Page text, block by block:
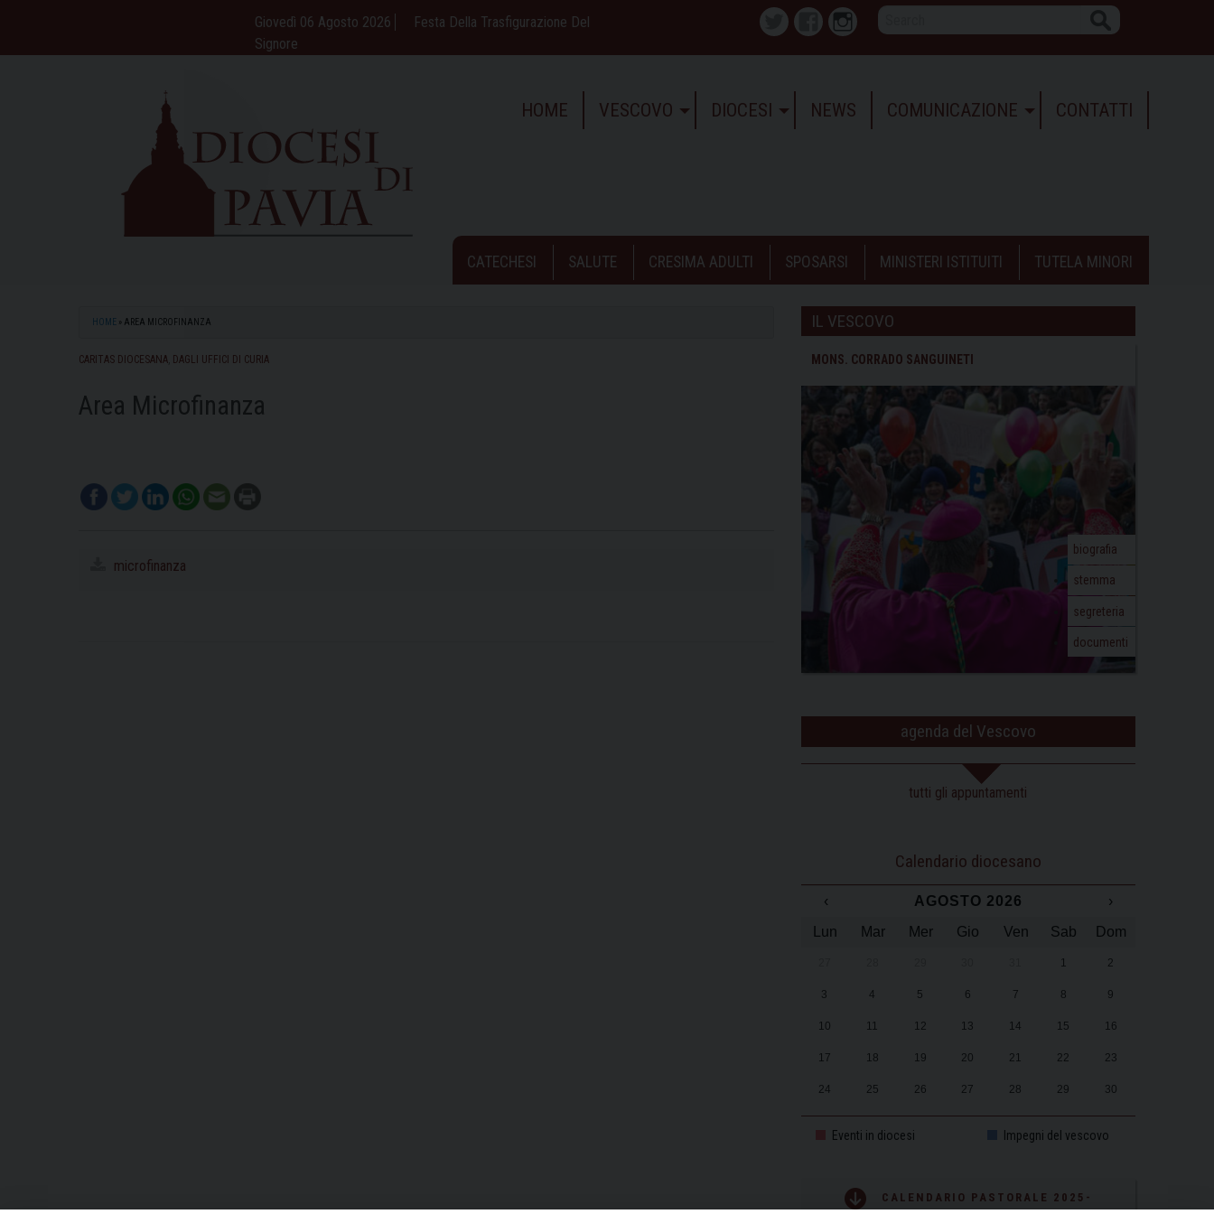
content
Giovedì 06 Agosto 2026
Festa Della Trasfigurazione Del
Signore
Twitter FacebookInstagram
HOME VESCOVO DIOCESI NEWS COMUNICAZIONE CONTATTI
CATECHESI SALUTE CRESIMA ADULTI SPOSARSI MINISTERI ISTITUITI TUTELA MINORI
HOME » AREA MICROFINANZA
CARITAS DIOCESANA DAGLI UFFICI DI CURIA
Area Microfinanza
microfinanza
IL VESCOVO
MONS. CORRADO SANGUINETI
biografia
stemma
segreteria
documenti
agenda del Vescovo
tutti gli appuntamenti
Calendario diocesano
‹ AGOSTO 2026
›
Lun
Mar Mer Gio Ven Sab Dom
1 2
3 4 5 6 7 8 9
10 11 12 13 14 15 16
17 18 19 20 21 22 23
24 25 26 27 28 29 30
Eventi in diocesi Impegni del vescovo
CALENDARIO PASTORALE 2025-